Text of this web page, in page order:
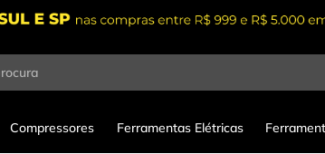
Compressores Ferramentas Elétricas